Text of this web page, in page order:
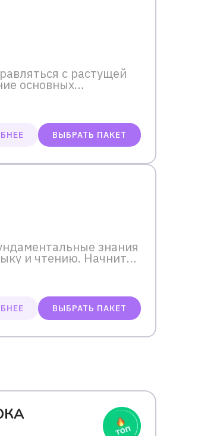
с растущей
основных
ВЫБРАТЬ ПАКЕТ
знания
и чтению. Начните
ВЫБРАТЬ ПАКЕТ